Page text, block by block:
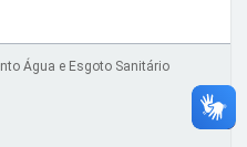
Água e Esgoto Sanitário